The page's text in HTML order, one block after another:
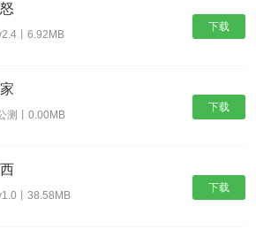
下载
丨6.92MB
下载
测丨0.00MB
下载
丨38.58MB